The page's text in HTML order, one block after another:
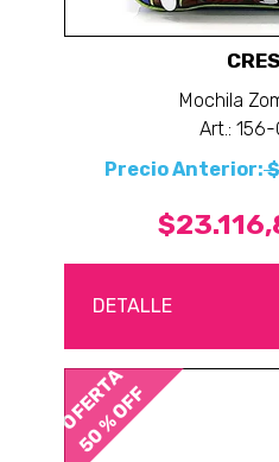
Mochila
Art.: 156-
Precio Anterior:
DETALLE
OFERTA
50 % OFF